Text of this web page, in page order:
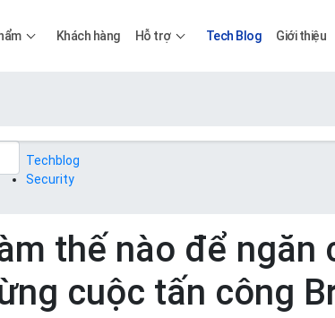
Apps
Khách hàng Hỗ trợ Tech Blog Giới thiệu
Techblog
Security
thế nào để ngăn
cuộc tấn công